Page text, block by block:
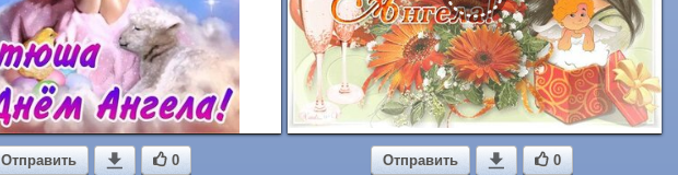
Отправить  0 Отправить  0